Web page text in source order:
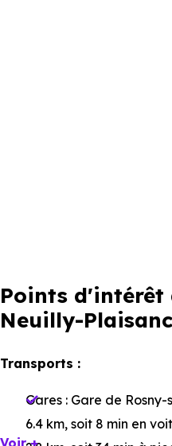
Points d'intérêt
Neuilly-
Transports :
Gares : Gare de Rosny-
6.4 km, soit 8 min en
Voir +